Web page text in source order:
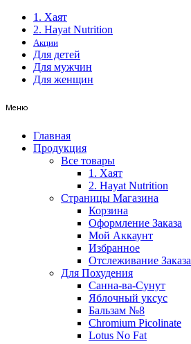
1. Хаят
2. Hayat Nutrition
Акции
Для детей
Для мужчин
Для женщин
Меню
Главная
Продукция
Все товары
1. Хаят
2. Hayat Nutrition
Страницы Магазина
Корзина
Оформление Заказа
Мой Аккаунт
Избранное
Отслеживание Заказа
Для Похудения
Санна-ва-Сунут
Яблочный уксус
Бальзам №8
Chromium Picolinate
Lotus No Fat